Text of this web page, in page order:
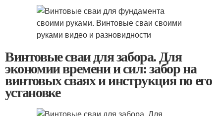
Винтовые сваи для забора. Для
экономии времени и сил: забор на
винтовых сваях и инструкция по его
установке